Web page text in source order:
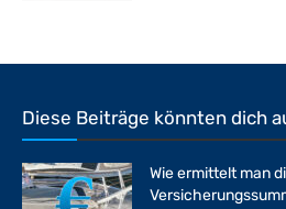
Diese Beiträge könnten dich
Wie ermittelt man